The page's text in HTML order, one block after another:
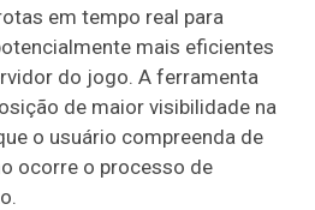
em tempo real para
mais eficientes
do jogo. A ferramenta
de maior visibilidade na
o usuário compreenda de
ocorre o processo de